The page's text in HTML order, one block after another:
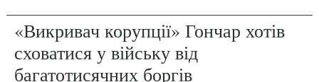
«Викривач корупції» Гончар хотів
сховатися у війську від
багатотисячних боргів